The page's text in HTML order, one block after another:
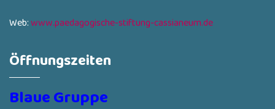
Web:www.paedagogische-stiftung-cassianeum.de
Öffnungszeiten
Blaue Gruppe